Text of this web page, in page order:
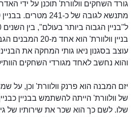
גורד השחקים וולוורת' תוכנן על ידי
בניין וולוורת' הוא
עוצב בסגנון ניאו גותי המחקה את
והוא נחשב לאחד מגורדי השחקים
יזם המבנה הוא פרנק וולוורת' וכן, על
של וולוורת' הייתה להשתמש בבניין
שלו. לשם כך הוא שכר את שירותיו של